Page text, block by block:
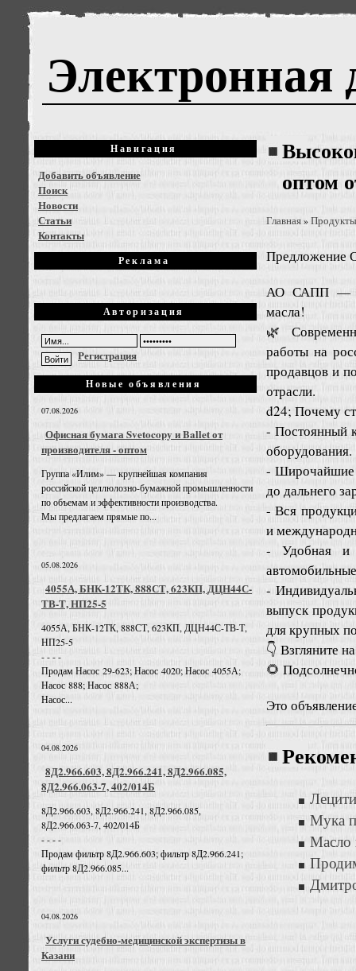
Электронная
Навигация
Добавить объявление
Поиск
Новости
Статьи
Контакты
Реклама
Авторизация
Регистрация
Новые объявления
07.08.2026
Офисная бумага Svetocopy и Ballet от
производителя - оптом
Группа «Илим» — крупнейшая компания
российской целлюлозно-бумажной промышленности
по объемам и эффективности производства.
Мы предлагаем прямые по...
05.08.2026
4055А, БНК-12ТК, 888СТ, 623КП, ДЦН44С-
ТВ-Т, НП25-5
4055А, БНК-12ТК, 888СТ, 623КП, ДЦН44С-ТВ-Т,
НП25-5
- - - -
Продам Насос 29-623; Насос 4020; Насос 4055А;
Насос 888; Насос 888А;
Насос...
04.08.2026
8Д2.966.603, 8Д2.966.241, 8Д2.966.085,
8Д2.966.063-7, 402/014Б
8Д2.966.603, 8Д2.966.241, 8Д2.966.085,
8Д2.966.063-7, 402/014Б
- - - -
Продам фильтр 8Д2.966.603; фильтр 8Д2.966.241;
фильтр 8Д2.966.085...
04.08.2026
Услуги судебно-медицинской экспертизы в
Казани
оптом
Главная»
Предложение
АО САПП —
масла!
🌿
работы на
продавцов и
отрасли.
d24; Почему
- Постоянный
оборудования.
- Широчайшие
до дальнего
- Вся
и
- Удобная и
-
выпуск
для крупных
👇 Взгляните
🌻
Это
Мука
Масло